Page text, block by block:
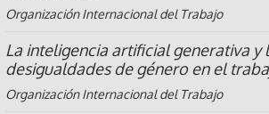
Organización Internacional del Trabajo
La inteligencia artificial generativa y
desigualdades de género en el
Organización Internacional del Trabajo